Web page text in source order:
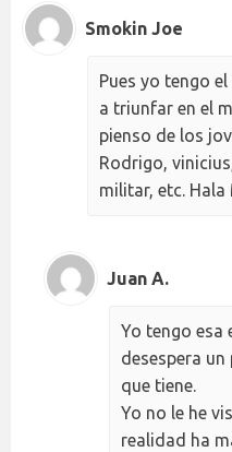
Smokin Joe
Pues yo tengo
a triunfar en el
pienso de los
Rodrigo,
militar, etc. Hala
Juan A.
Yo tengo esa
desespera
que tiene.
Yo no le he
realidad ha